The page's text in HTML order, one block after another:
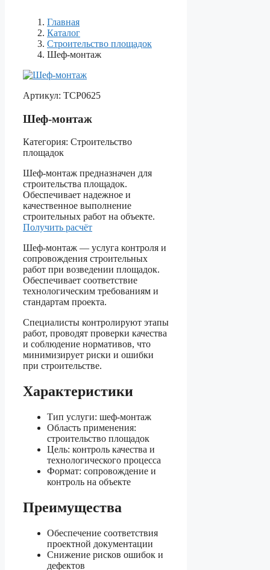
Главная
Каталог
Строительство площадок
Шеф-монтаж
Артикул: ТСР0625
Шеф-монтаж
Категория: Строительство
площадок
Шеф-монтаж предназначен для
строительства площадок.
Обеспечивает надежное и
качественное выполнение
строительных работ на объекте.
Получить расчёт
Шеф-монтаж — услуга контроля и
сопровождения строительных
работ при возведении площадок.
Обеспечивает соответствие
технологическим требованиям и
стандартам проекта.
Специалисты контролируют этапы
работ, проводят проверки качества
и соблюдение нормативов, что
минимизирует риски и ошибки
при строительстве.
Характеристики
Тип услуги: шеф-монтаж
Область применения:
строительство площадок
Цель: контроль качества и
технологического процесса
Формат: сопровождение и
контроль на объекте
Преимущества
Обеспечение соответствия
проектной документации
Снижение рисков ошибок и
дефектов